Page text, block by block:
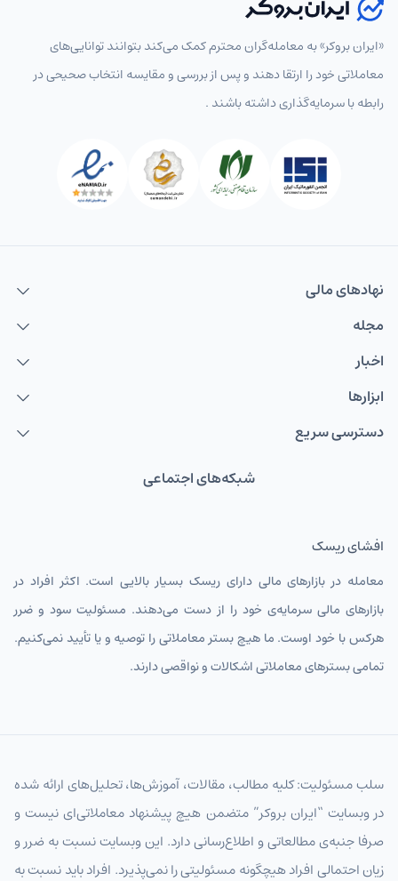
«ایران بروکر» به معامله‌گران محترم کمک می‌کند بتوانند توانایی‌های
معاملاتی خود را ارتقا دهند و پس از بررسی و مقایسه انتخاب‌ صحیحی در
رابطه با سرمایه‌گذاری داشته باشند .
نهاد‌های مالی
مجله
اخبار
ابزارها
دسترسی سریع
شبکه‌های اجتماعی
افشای ریسک
معامله در بازارهای مالی دارای ریسک بسیار بالایی است. اکثر افراد در
بازارهای مالی سرمایه‌ی خود را از دست می‌دهند. مسئولیت سود و ضرر
هرکس با خود اوست. ما هیچ بستر معاملاتی را توصیه و یا تأیید نمی‌کنیم.
تمامی بسترهای معاملاتی اشکالات و نواقصی دارند.
سلب مسئولیت: کلیه مطالب، مقالات، آموزش‌ها، تحلیل‌های ارائه شده
در وبسایت “ایران بروکر” متضمن هیچ پیشنهاد معاملاتی‌ای نیست و
صرفا جنبه‌ی مطالعاتی و اطلاع‌رسانی دارد. این وبسایت نسبت به ضرر و
زیان احتمالی افراد هیچگونه مسئولیتی را نمی‌پذیرد. افراد باید نسبت به